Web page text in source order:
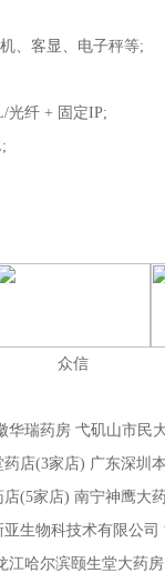
、客显、电子秤等;
纤 + 固定IP;
众信
瑞药房 弋矶山市民
店(3家店) 广东深圳
(5家店) 南宁神鹰大
生物科技术有限公
哈尔滨颐生堂大药